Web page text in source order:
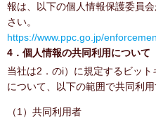
報は、以下の個人情報保護委員
さい。
https://www.ppc.go.jp/
4．個人情報の共同利用について
当社は2．のi）に規定するビッ
について、以下の範囲で共同利用
（1）共同利用者